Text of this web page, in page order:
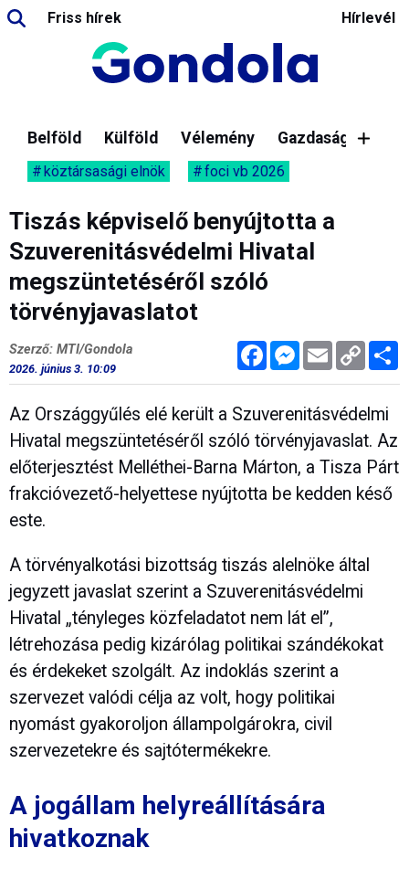
Friss hírek Hírlevél
Belföld Külföld Vélemény Gazdaság
köztársasági elnök foci vb 2026
Tiszás képviselő benyújtotta a
Szuverenitásvédelmi Hivatal
megszüntetéséről szóló
törvényjavaslatot
FacebookMessenger
Email Copy
Link
Szerző: MTI/Gondola
2026. június 3. 10:09
Az Országgyűlés elé került a Szuverenitásvédelmi
Hivatal megszüntetéséről szóló törvényjavaslat. Az
előterjesztést Melléthei-Barna Márton, a Tisza Párt
frakcióvezető-helyettese nyújtotta be kedden késő
este.
A törvényalkotási bizottság tiszás alelnöke által
jegyzett javaslat szerint a Szuverenitásvédelmi
Hivatal „tényleges közfeladatot nem lát el”,
létrehozása pedig kizárólag politikai szándékokat
és érdekeket szolgált. Az indoklás szerint a
szervezet valódi célja az volt, hogy politikai
nyomást gyakoroljon állampolgárokra, civil
szervezetekre és sajtótermékekre.
A jogállam helyreállítására
hivatkoznak